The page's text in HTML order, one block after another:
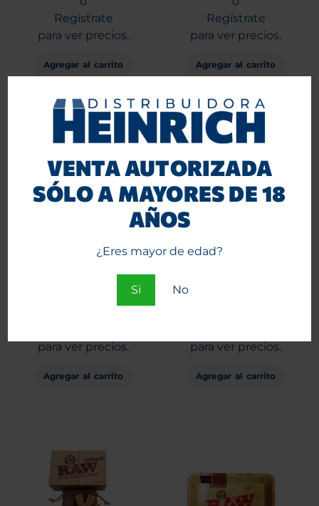
VENTA AUTORIZADA
SÓLO A MAYORES DE 18
AÑOS
¿Eres mayor de edad?
Si No
Regístrate
para ver precios.
Agregar al carrito
Regístrate
para ver precios.
Agregar al carrito
Papelillos Gizeh Rolls 5
para ver precios.
Agregar al carrito
para ver precios.
Agregar al carrito